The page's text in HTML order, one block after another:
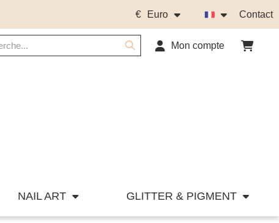
€ Euro Contact
Mon compte
NAIL ART GLITTER & PIGMENT